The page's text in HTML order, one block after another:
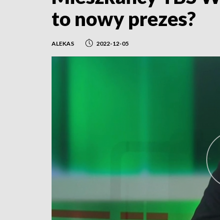
to nowy prezes?
ALEKAS 2022-12-05